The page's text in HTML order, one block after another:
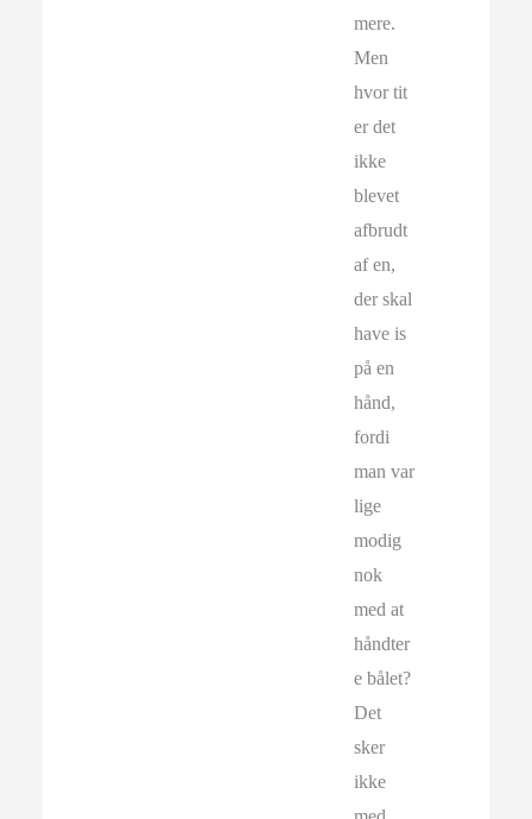
mere.
Men
hvor tit
er det
ikke
blevet
afbrudt
af en,
der skal
have is
på en
hånd,
fordi
man var
lige
modig
nok
med at
håndter
e bålet?
Det
sker
ikke